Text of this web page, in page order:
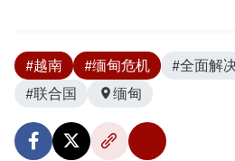
#越南 #缅甸危机 #全面解
#联合国
缅甸